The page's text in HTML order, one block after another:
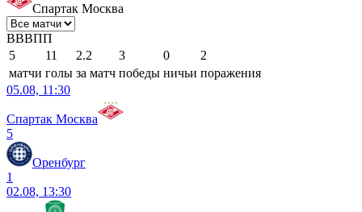
Спартак Москва
ВВВПП
5
11 2.2 3 0
2
матчи голы за матч победы ничьи поражения
05.08, 11:30
Спартак Москва
5
Оренбург
1
02.08, 13:30